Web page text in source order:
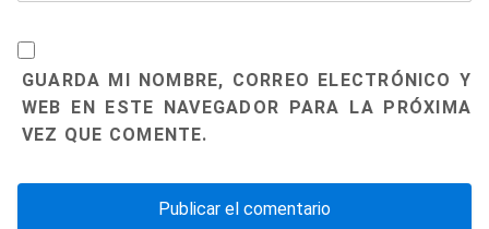
GUARDA MI NOMBRE, CORREO ELECTRÓNICO Y
WEB EN ESTE NAVEGADOR PARA LA PRÓXIMA
VEZ QUE COMENTE.